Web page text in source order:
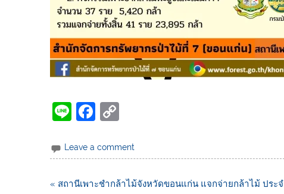
Li
e
F
c
b
p
Li
Leave a comment
« สถานีเพาะชำกล้าไม้จังหวัดขอนแก่น แจกจ่ายกล้าไม้ ประ